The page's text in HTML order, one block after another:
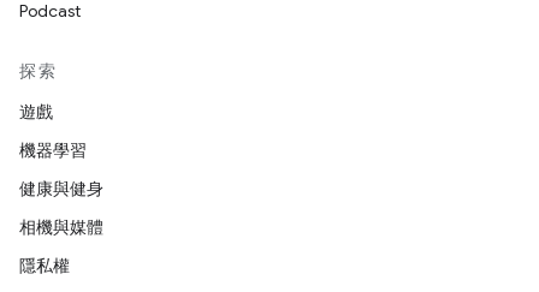
Podcast
探索
遊戲
機器學習
健康與健身
相機與媒體
隱私權